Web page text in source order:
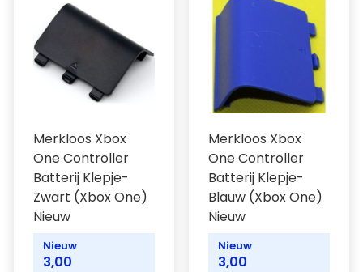
Merkloos Xbox
One Controller
Batterij Klepje-
Zwart (Xbox One)
Nieuw
Nieuw
3,00
Merkloos Xbox
One Controller
Batterij Klepje-
Blauw (Xbox One)
Nieuw
Nieuw
3,00